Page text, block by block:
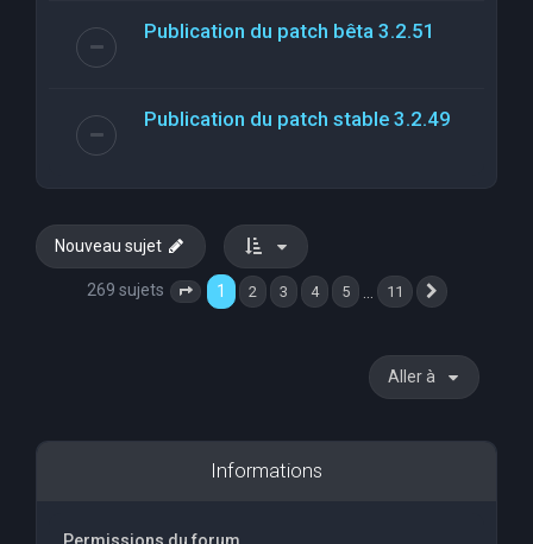
Publication du patch bêta 3.2.51
Publication du patch stable 3.2.49
Nouveau sujet
269 sujets Page 1 sur11
1 2 3 4 5 11
Aller à
Informations